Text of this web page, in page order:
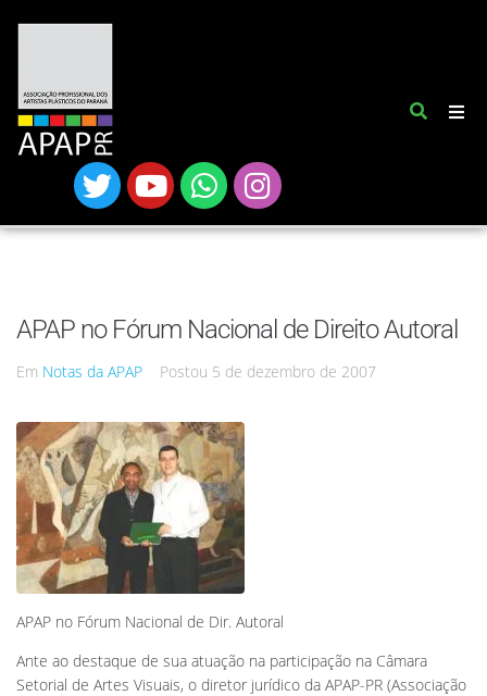
APAP no Fórum Nacional de Direito Autoral
Em Notas da APAP Postou 5 de dezembro de 2007
APAP no Fórum Nacional de Dir. Autoral
Ante ao destaque de sua atuação na participação na Câmara
Setorial de Artes Visuais, o diretor jurídico da APAP-PR (Associação